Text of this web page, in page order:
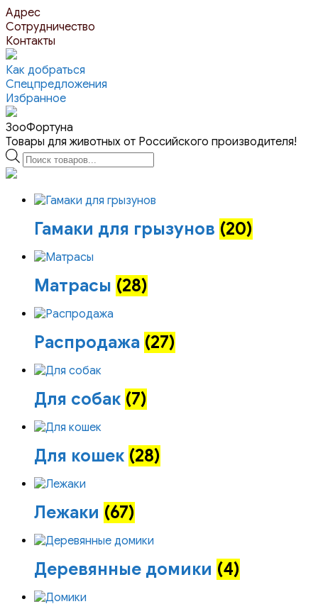
Перейти
к
контенту
Адрес
Сотрудничество
Контакты
Как добраться
Спецпредложения
Избранное
ЗооФортуна
Товары для животных от Российского производителя!
Поиск
товаров
Гамаки для грызунов (20)
Матрасы (28)
Распродажа (27)
Для собак (7)
Для кошек (28)
Лежаки (67)
Деревянные домики (4)